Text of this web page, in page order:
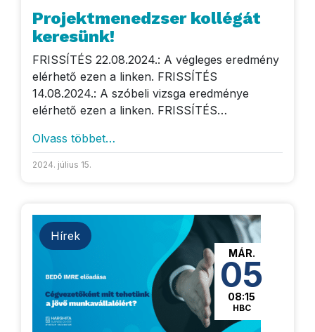
Projektmenedzser kollégát
keresünk!
FRISSÍTÉS 22.08.2024.: A végleges eredmény
elérhető ezen a linken. FRISSÍTÉS
14.08.2024.: A szóbeli vizsga eredménye
elérhető ezen a linken. FRISSÍTÉS…
Olvass többet…
2024. július 15.
Hírek
MÁR.
05
08:15
HBC